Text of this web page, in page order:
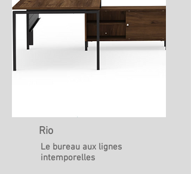
Rio
Le bureau aux lignes
intemporelles